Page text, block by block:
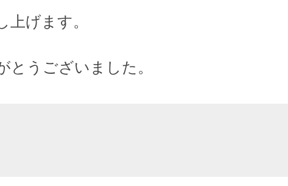
上げます。
とうございました。